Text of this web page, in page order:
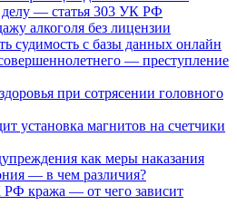
делу — статья 303 УК РФ
алкоголя без лицензии
судимость с базы данных онлайн
— преступление
при сотрясении головного
установка магнитов на счетчики
как меры наказания
— в чем различия?
РФ кража — от чего зависит